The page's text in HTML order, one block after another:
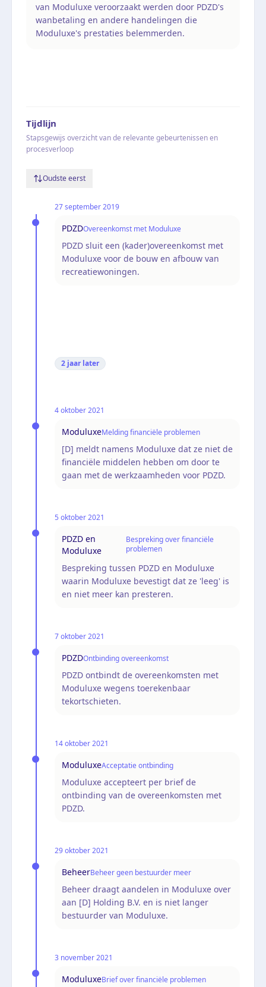
van Moduluxe veroorzaakt werden door PDZD's
wanbetaling en andere handelingen die
Moduluxe's prestaties belemmerden.
Tijdlijn
Stapsgewijs overzicht van de relevante gebeurtenissen en
procesverloop
Oudste eerst
27 september 2019
PDZDOvereenkomst met Moduluxe
PDZD sluit een (kader)overeenkomst met
Moduluxe voor de bouw en afbouw van
recreatiewoningen.
2 jaar later
4 oktober 2021
ModuluxeMelding financiële problemen
[D] meldt namens Moduluxe dat ze niet de
financiële middelen hebben om door te
gaan met de werkzaamheden voor PDZD.
5 oktober 2021
PDZD en
Moduluxe
Bespreking over financiële
problemen
Bespreking tussen PDZD en Moduluxe
waarin Moduluxe bevestigt dat ze 'leeg' is
en niet meer kan presteren.
7 oktober 2021
PDZDOntbinding overeenkomst
PDZD ontbindt de overeenkomsten met
Moduluxe wegens toerekenbaar
tekortschieten.
14 oktober 2021
ModuluxeAcceptatie ontbinding
Moduluxe accepteert per brief de
ontbinding van de overeenkomsten met
PDZD.
29 oktober 2021
BeheerBeheer geen bestuurder meer
Beheer draagt aandelen in Moduluxe over
aan [D] Holding B.V. en is niet langer
bestuurder van Moduluxe.
3 november 2021
ModuluxeBrief over financiële problemen